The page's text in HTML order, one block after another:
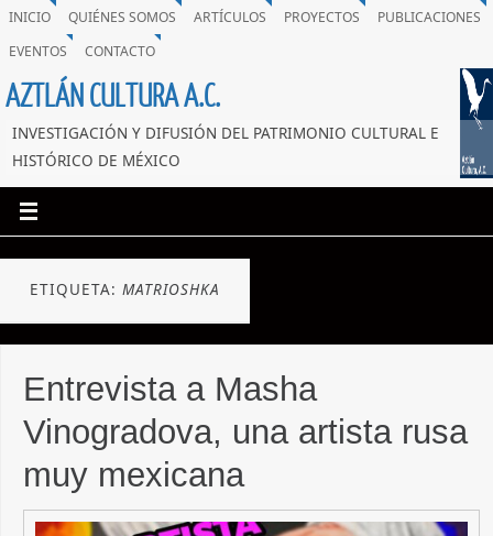
INICIO QUIÉNES SOMOS ARTÍCULOS PROYECTOS
PUBLICACIONES
EVENTOS
CONTACTO
AZTLÁN CULTURA A.C.
INVESTIGACIÓN Y DIFUSIÓN DEL PATRIMONIO CULTURAL E
HISTÓRICO DE MÉXICO
ETIQUETA: MATRIOSHKA
Entrevista a Masha
Vinogradova, una artista rusa
muy mexicana